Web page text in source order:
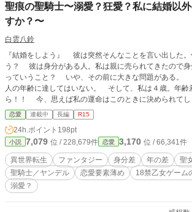
聖痕の聖騎士〜溺愛？狂愛？私に結婚以
すか？〜
白雲八鈴
『結婚をしよう』 彼は突然そんなことを言い出した
う？ 彼は身分がある人。私は親に売られてきたので
っていうこと？ いや、その前に大きな問題がある。
人の年齢に達してはいない。 そして、私は４歳。年齢
ら！！ 今、思えば私の運命はこのときに決められてしまったのかもしれな
い。 聖痕が発現すれば聖騎士となり、国のために戦わ
には絶対に人にはバレてはいけない聖痕をもっている
命は必然的に彼との再会を引き起こす。更に闇を抱えた
という人物の出現。世界は貪欲に何かを求めていた。 『うっ。……１０年後
に再会した彼の愛が重すぎて逃げられない』 ＊表現に不快感を持たれました読
者様はそのまま閉じることをお勧めします。タグの乙女
世界観という意味です。 一話の中に別視点が入ります
ります。 ＊誤字脱字は見直していますが、いつもどおりです。すみません。
恋愛 連載中 長編 R15
24h.ポイント 198pt
小説 7,079 位 / 228,679件 恋愛 3,170 位 / 66,341件
異世界転生 ファンタジー 身分差 年の差
聖
聖騎士／ヤンデル
恋愛要素薄め 18禁乙女ゲーム
溺愛？